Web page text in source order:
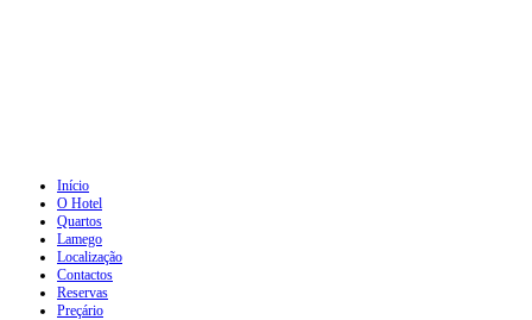
Início
O Hotel
Quartos
Lamego
Localização
Contactos
Reservas
Preçário